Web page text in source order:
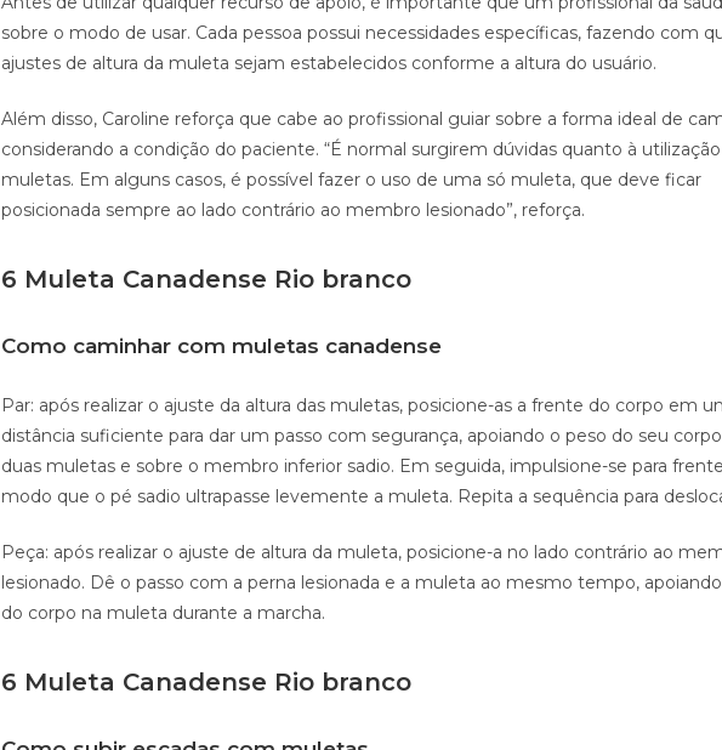
sobre o modo de usar. Cada pessoa possui necessidades específicas, fazendo com
ajustes de altura da muleta sejam estabelecidos conforme a altura do usuário.
Além disso, Caroline reforça que cabe ao profissional guiar sobre a forma ideal de
considerando a condição do paciente. “É normal surgirem dúvidas quanto à
muletas. Em alguns casos, é possível fazer o uso de uma só muleta, que deve ficar
posicionada sempre ao lado contrário ao membro lesionado”, reforça.
6 Muleta Canadense Rio branco
Como caminhar com muletas canadense
Par: após realizar o ajuste da altura das muletas, posicione-as a frente do corpo em
distância suficiente para dar um passo com segurança, apoiando o peso do seu
duas muletas e sobre o membro inferior sadio. Em seguida, impulsione-se para
modo que o pé sadio ultrapasse levemente a muleta. Repita a sequência para
Peça: após realizar o ajuste de altura da muleta, posicione-a no lado contrário ao
lesionado. Dê o passo com a perna lesionada e a muleta ao mesmo tempo,
do corpo na muleta durante a marcha.
6 Muleta Canadense Rio branco